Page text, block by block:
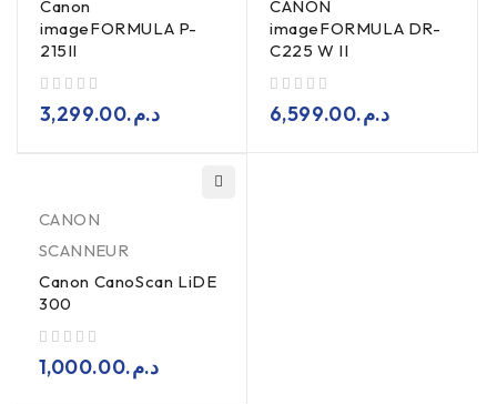
Canon
imageFORMULA P-
215II
د.م.3,299.00
CANON
imageFORMULA DR-
C225 W II
د.م.6,599.00
CANON
SCANNEUR
Canon CanoScan LiDE
300
د.م.1,000.00